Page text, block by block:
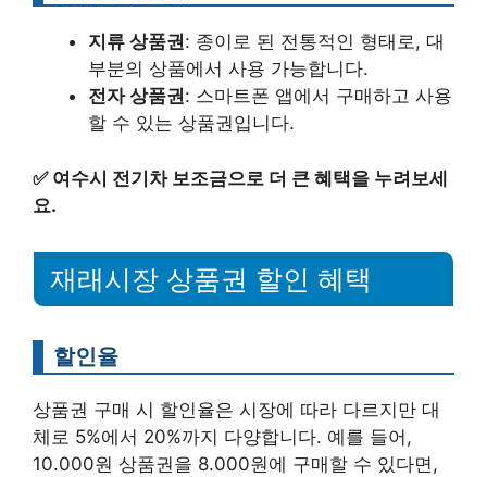
지류 상품권: 종이로 된 전통적인 형태로, 대
부분의 상품에서 사용 가능합니다.
전자 상품권: 스마트폰 앱에서 구매하고 사용
할 수 있는 상품권입니다.
✅ 여수시 전기차 보조금으로 더 큰 혜택을 누려보세
요.
재래시장 상품권 할인 혜택
할인율
상품권 구매 시 할인율은 시장에 따라 다르지만 대
체로 5%에서 20%까지 다양합니다. 예를 들어,
10.000원 상품권을 8.000원에 구매할 수 있다면,